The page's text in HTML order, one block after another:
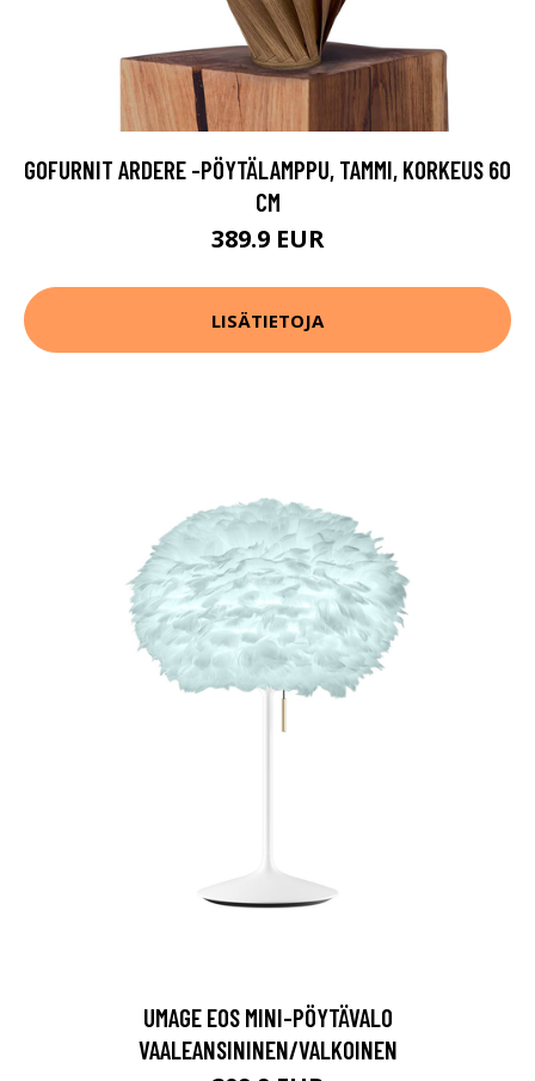
GOFURNIT ARDERE -PÖYTÄLAMPPU, TAMMI, KORKEUS 60
CM
389.9 EUR
LISÄTIETOJA
UMAGE EOS MINI-PÖYTÄVALO
VAALEANSININEN/VALKOINEN